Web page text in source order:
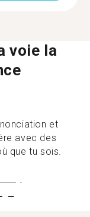
voie la
et
avec des
que tu sois.